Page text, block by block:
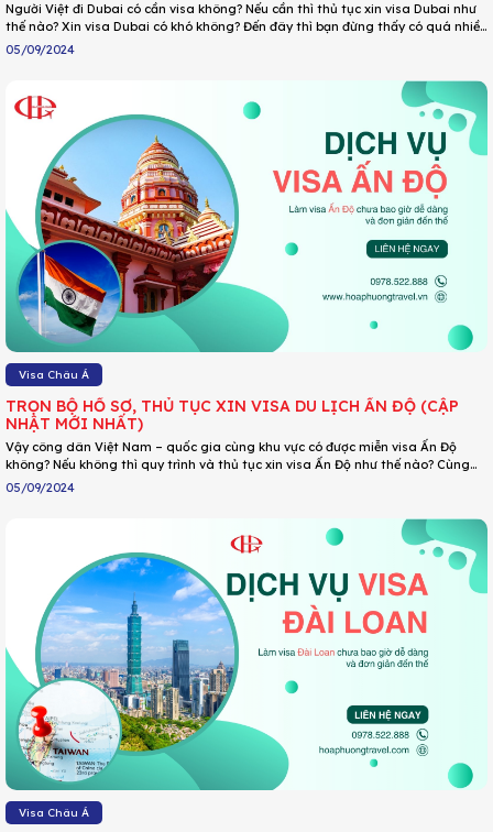
Người Việt đi Dubai có cần visa không? Nếu cần thì thủ tục xin visa Dubai như
thế nào? Xin visa Dubai có khó không? Đến đây thì bạn đừng thấy có quá nhiều
câu hỏi về visa Dubai mà đổi luôn địa điểm du lịch nha. Cứ thong thả ngồi
05/09/2024
Visa Châu Á
TRỌN BỘ HỒ SƠ, THỦ TỤC XIN VISA DU LỊCH ẤN ĐỘ (CẬP
NHẬT MỚI NHẤT)
Vậy công dân Việt Nam – quốc gia cùng khu vực có được miễn visa Ấn Độ
không? Nếu không thì quy trình và thủ tục xin visa Ấn Độ như thế nào? Cùng
tìm hiểu chi tiết qua bài viết sau của DU LỊCH HOA PHƯỢNG nhé!
05/09/2024
Visa Châu Á